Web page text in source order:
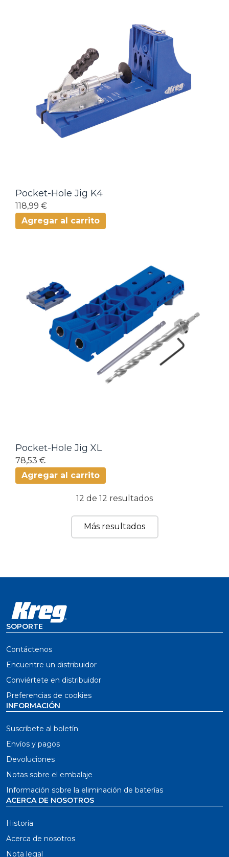
Pocket-Hole Jig K4
118,99 €
Agregar al carrito
Pocket-Hole Jig XL
78,53 €
Agregar al carrito
12 de 12 resultados
Más resultados
SOPORTE
Contáctenos
Encuentre un distribuidor
Conviértete en distribuidor
Preferencias de cookies
INFORMACIÓN
Suscríbete al boletín
Envíos y pagos
Devoluciones
Notas sobre el embalaje
Información sobre la eliminación de baterías
ACERCA DE NOSOTROS
Historia
Acerca de nosotros
Nota legal